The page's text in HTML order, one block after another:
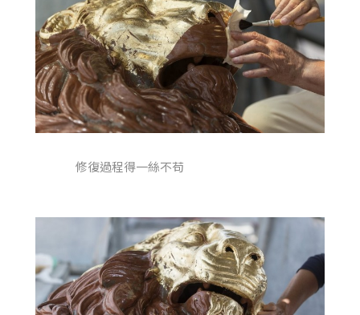
修復過程得一絲不苟